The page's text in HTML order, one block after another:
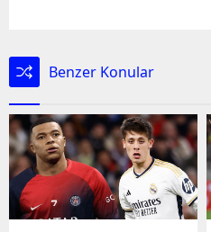
Benzer Konular